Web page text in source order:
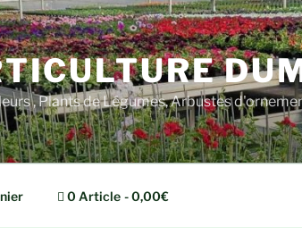
, Plants de Légumes, Arbustes
0 Article 0,00€